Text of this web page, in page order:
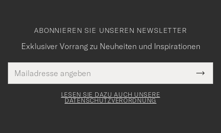
ABONNIEREN SIE UNSEREN NEWSLETTER
Exklusiver Vorrang zu Neuheiten und Inspirationen
Mail
Adresse
Tack
för
LESEN SIE DAZU AUCH UNSERE
DATENSCHUTZVERORDNUNG